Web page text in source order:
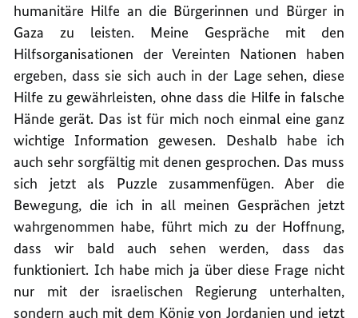
humanitäre Hilfe an die Bürgerinnen und Bürger in
Gaza zu leisten. Meine Gespräche mit den
Hilfsorganisationen der Vereinten Nationen haben
ergeben, dass sie sich auch in der Lage sehen, diese
Hilfe zu gewährleisten, ohne dass die Hilfe in falsche
Hände gerät. Das ist für mich noch einmal eine ganz
wichtige Information gewesen. Deshalb habe ich
auch sehr sorgfältig mit denen gesprochen. Das muss
sich jetzt als Puzzle zusammenfügen. Aber die
Bewegung, die ich in all meinen Gesprächen jetzt
wahrgenommen habe, führt mich zu der Hoffnung,
dass wir bald auch sehen werden, dass das
funktioniert. Ich habe mich ja über diese Frage nicht
nur mit der israelischen Regierung unterhalten,
sondern auch mit dem König von Jordanien und jetzt